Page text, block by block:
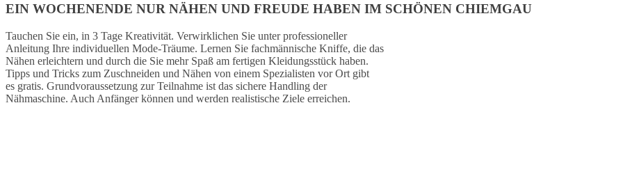
EIN WOCHENENDE NUR NÄHEN UND FREUDE HABEN IM SCHÖNEN CHIEMGAU
Tauchen Sie ein, in 3 Tage Kreativität. Verwirklichen Sie unter professioneller
Anleitung Ihre individuellen Mode-Träume. Lernen Sie fachmännische Kniffe, die das
Nähen erleichtern und durch die Sie mehr Spaß am fertigen Kleidungsstück haben.
Tipps und Tricks zum Zuschneiden und Nähen von einem Spezialisten vor Ort gibt
es gratis. Grundvoraussetzung zur Teilnahme ist das sichere Handling der
Nähmaschine. Auch Anfänger können und werden realistische Ziele erreichen.